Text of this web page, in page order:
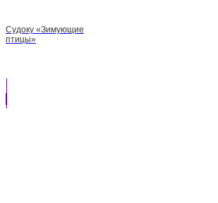
Судоку «Зимующие
птицы»